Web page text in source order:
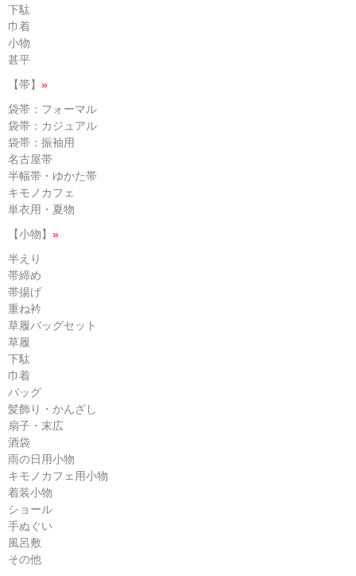
下駄
巾着
小物
甚平
【帯】 »
袋帯：フォーマル
袋帯：カジュアル
袋帯：振袖用
名古屋帯
半幅帯・ゆかた帯
キモノカフェ
単衣用・夏物
【小物】 »
半えり
帯締め
帯揚げ
重ね衿
草履バッグセット
草履
下駄
巾着
バッグ
髪飾り・かんざし
扇子・末広
酒袋
雨の日用小物
キモノカフェ用小物
着装小物
ショール
手ぬぐい
風呂敷
その他